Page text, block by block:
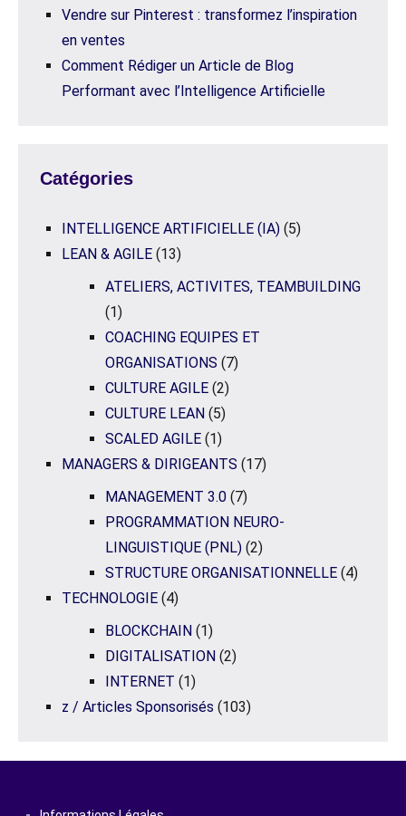
Vendre sur Pinterest : transformez l’inspiration
en ventes
Comment Rédiger un Article de Blog
Performant avec l’Intelligence Artificielle
Catégories
INTELLIGENCE ARTIFICIELLE (IA) (5)
LEAN & AGILE (13)
ATELIERS, ACTIVITES, TEAMBUILDING
(1)
COACHING EQUIPES ET
ORGANISATIONS (7)
CULTURE AGILE (2)
CULTURE LEAN (5)
SCALED AGILE (1)
MANAGERS & DIRIGEANTS (17)
MANAGEMENT 3.0 (7)
PROGRAMMATION NEURO-
LINGUISTIQUE (PNL) (2)
STRUCTURE ORGANISATIONNELLE (4)
TECHNOLOGIE (4)
BLOCKCHAIN (1)
DIGITALISATION (2)
INTERNET (1)
z / Articles Sponsorisés (103)